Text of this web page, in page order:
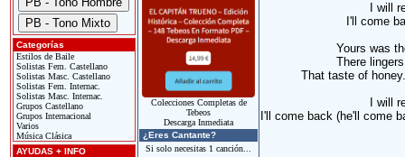
Categorías
Estilos de Baile
Solistas Fem. Castellano
Solistas Masc. Castellano
Solistas Fem. Internac.
Solistas Masc. Internac.
Grupos Castellano
Grupos Internacional
Varios
Música Clásica
AYUDAS + INFO
Colecciones Completas de
Tebeos
Descarga Inmediata
¿Eres Cantante?
Si solo necesitas 1 canción...
I will
I'll come
Yours was
There
That taste of
I will
I'll come back (he'll come